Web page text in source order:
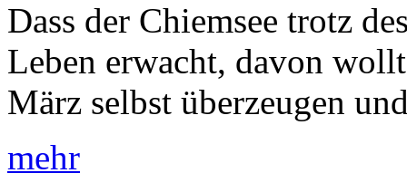
Dass der Chiemsee trotz
Leben erwacht, davon
März selbst überzeugen
mehr